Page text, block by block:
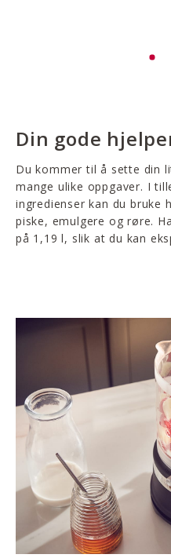
Din gode
Du kommer til å sette din
mange ulike oppgaver. I
ingredienser kan du bruke
piske, emulgere og røre.
på 1,19 l, slik at du kan